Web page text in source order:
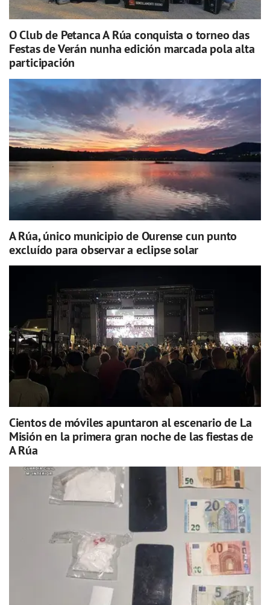
O Club de Petanca A Rúa conquista o torneo das
Festas de Verán nunha edición marcada pola alta
participación
A Rúa, único municipio de Ourense cun punto
excluído para observar a eclipse solar
Cientos de móviles apuntaron al escenario de La
Misión en la primera gran noche de las fiestas de
A Rúa